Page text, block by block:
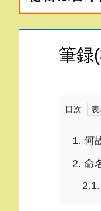
筆録
目次
1. 何
2. 命
2.1.